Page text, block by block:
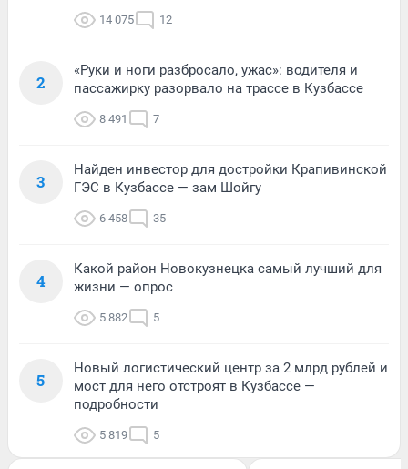
14 075 12
2
«Руки и ноги разбросало, ужас»: водителя и
пассажирку разорвало на трассе в Кузбассе
8 491 7
3
Найден инвестор для достройки Крапивинской
ГЭС в Кузбассе — зам Шойгу
6 458 35
4
Какой район Новокузнецка самый лучший для
жизни — опрос
5 882 5
5
Новый логистический центр за 2 млрд рублей и
мост для него отстроят в Кузбассе —
подробности
5 819 5